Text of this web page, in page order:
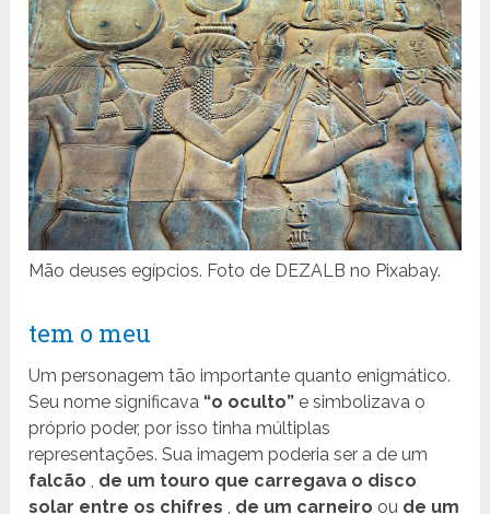
Mão deuses egípcios. Foto de DEZALB no Pixabay.
tem o meu
Um personagem tão importante quanto enigmático.
Seu nome significava “o oculto” e simbolizava o
próprio poder, por isso tinha múltiplas
representações. Sua imagem poderia ser a de um
falcão , de um touro que carregava o disco
solar entre os chifres , de um carneiro ou de um